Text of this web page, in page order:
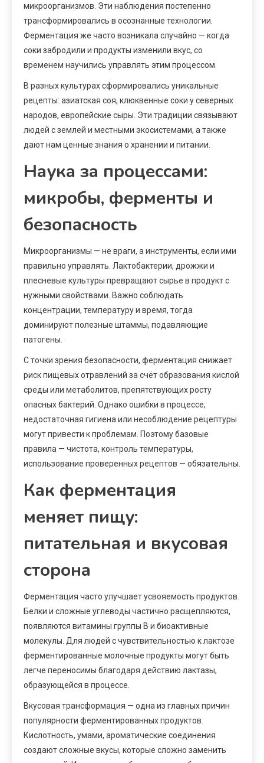
микроорганизмов. Эти наблюдения постепенно
трансформировались в осознанные технологии.
Ферментация же часто возникала случайно — когда
соки забродили и продукты изменили вкус, со
временем научились управлять этим процессом.
В разных культурах сформировались уникальные
рецепты: азиатская соя, клюквенные соки у северных
народов, европейские сыры. Эти традиции связывают
людей с землей и местными экосистемами, а также
дают нам ценные знания о хранении и питании.
Наука за процессами:
микробы, ферменты и
безопасность
Микроорганизмы — не враги, а инструменты, если ими
правильно управлять. Лактобактерии, дрожжи и
плесневые культуры превращают сырье в продукт с
нужными свойствами. Важно соблюдать
концентрации, температуру и время, тогда
доминируют полезные штаммы, подавляющие
патогены.
С точки зрения безопасности, ферментация снижает
риск пищевых отравлений за счёт образования кислой
среды или метаболитов, препятствующих росту
опасных бактерий. Однако ошибки в процессе,
недостаточная гигиена или несоблюдение рецептуры
могут привести к проблемам. Поэтому базовые
правила — чистота, контроль температуры,
использование проверенных рецептов — обязательны.
Как ферментация
меняет пищу:
питательная и вкусовая
сторона
Ферментация часто улучшает усвояемость продуктов.
Белки и сложные углеводы частично расщепляются,
появляются витамины группы B и биоактивные
молекулы. Для людей с чувствительностью к лактозе
ферментированные молочные продукты могут быть
легче переносимы благодаря действию лактазы,
образующейся в процессе.
Вкусовая трансформация — одна из главных причин
популярности ферментированных продуктов.
Кислотность, умами, ароматические соединения
создают сложные вкусы, которые сложно заменить